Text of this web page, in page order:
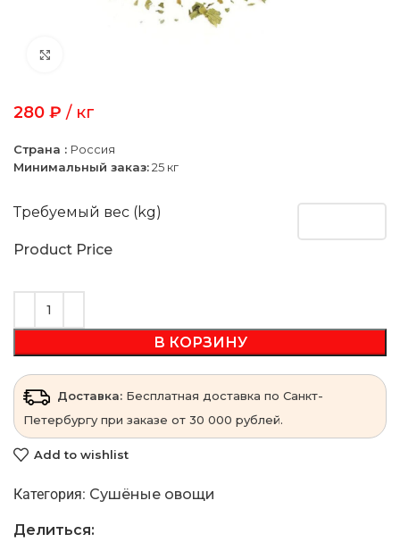
280 ₽ / кг
Страна : Россия
Минимальный заказ:25 кг
Требуемый вес (kg)
Product Price
В КОРЗИНУ
Доставка: Бесплатная доставка по Санкт-
Петербургу при заказе от 30 000 рублей.
Add to wishlist
Категория: Сушёные овощи
Делиться: